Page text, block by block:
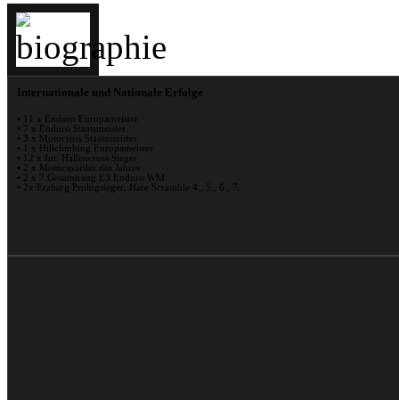
Internationale und Nationale Erfolge
• 11 x Enduro Europameister
• 7 x Enduro Staatsmeister
• 3 x Motocross Staatsmeister
• 1 x Hillclimbing Europameister
• 12 x Int. Hallencross Sieger
• 2 x Motorsportler des Jahres
• 2 x 7.Gesamtrang E3 Enduro WM
• 2x Erzberg Prologsieger, Hare Scramble 4., 5., 6., 7.